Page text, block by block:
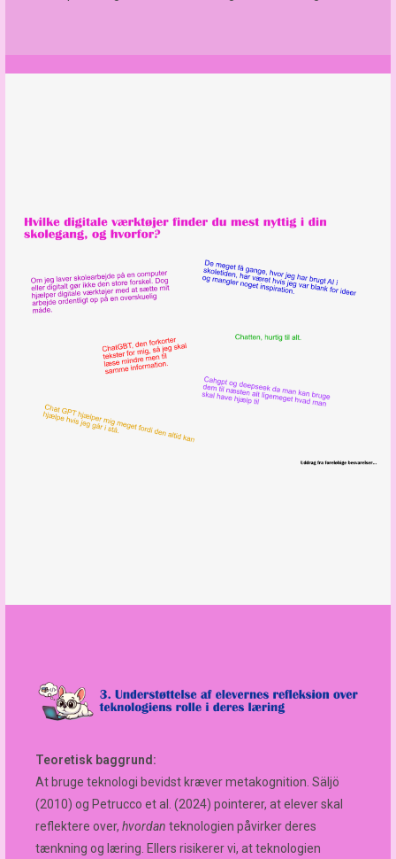
Teoretisk baggrund:
At bruge teknologi bevidst kræver metakognition. Säljö
(2010) og Petrucco et al. (2024) pointerer, at elever skal
reflektere over,hvordan teknologien påvirker deres
tænkning og læring. Ellers risikerer vi, at teknologien